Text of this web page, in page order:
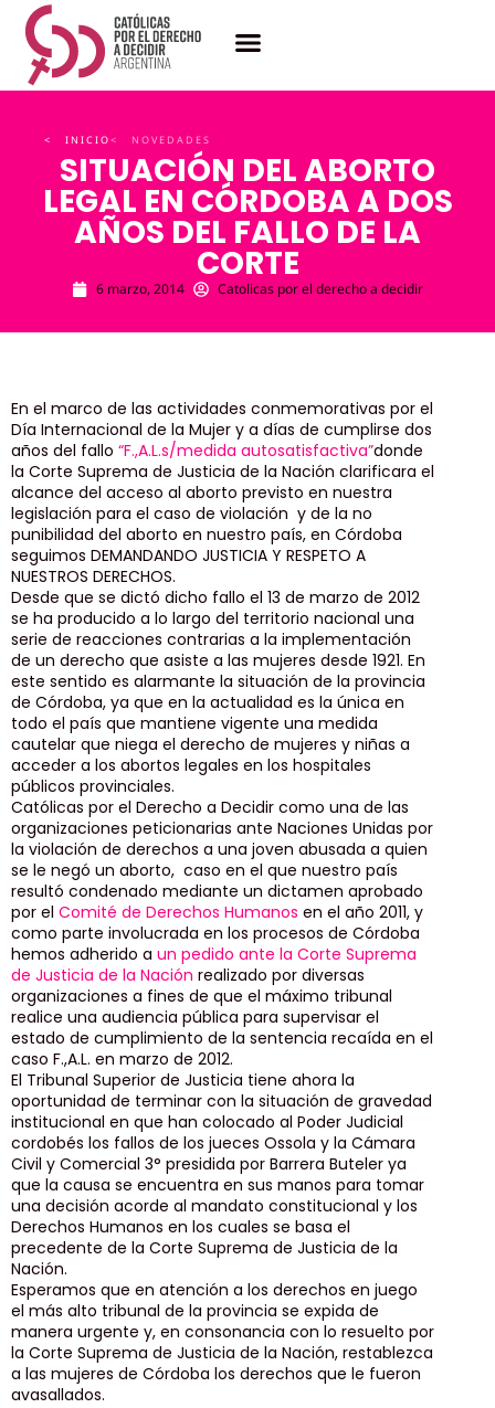
< INICIO< NOVEDADES
SITUACIÓN DEL ABORTO
LEGAL EN CÓRDOBA A DOS
AÑOS DEL FALLO DE LA
CORTE
6 marzo, 2014 Catolicas por el derecho a decidir
En el marco de las actividades conmemorativas por el
Día Internacional de la Mujer y a días de cumplirse dos
años del fallo “F.,A.L.s/medida autosatisfactiva”donde
la Corte Suprema de Justicia de la Nación clarificara el
alcance del acceso al aborto previsto en nuestra
legislación para el caso de violación y de la no
punibilidad del aborto en nuestro país, en Córdoba
seguimos DEMANDANDO JUSTICIA Y RESPETO A
NUESTROS DERECHOS.
Desde que se dictó dicho fallo el 13 de marzo de 2012
se ha producido a lo largo del territorio nacional una
serie de reacciones contrarias a la implementación
de un derecho que asiste a las mujeres desde 1921. En
este sentido es alarmante la situación de la provincia
de Córdoba, ya que en la actualidad es la única en
todo el país que mantiene vigente una medida
cautelar que niega el derecho de mujeres y niñas a
acceder a los abortos legales en los hospitales
públicos provinciales.
Católicas por el Derecho a Decidir como una de las
organizaciones peticionarias ante Naciones Unidas por
la violación de derechos a una joven abusada a quien
se le negó un aborto, caso en el que nuestro país
resultó condenado mediante un dictamen aprobado
por el Comité de Derechos Humanos en el año 2011, y
como parte involucrada en los procesos de Córdoba
hemos adherido a un pedido ante la Corte Suprema
de Justicia de la Nación realizado por diversas
organizaciones a fines de que el máximo tribunal
realice una audiencia pública para supervisar el
estado de cumplimiento de la sentencia recaída en el
caso F.,A.L. en marzo de 2012.
El Tribunal Superior de Justicia tiene ahora la
oportunidad de terminar con la situación de gravedad
institucional en que han colocado al Poder Judicial
cordobés los fallos de los jueces Ossola y la Cámara
Civil y Comercial 3° presidida por Barrera Buteler ya
que la causa se encuentra en sus manos para tomar
una decisión acorde al mandato constitucional y los
Derechos Humanos en los cuales se basa el
precedente de la Corte Suprema de Justicia de la
Nación.
Esperamos que en atención a los derechos en juego
el más alto tribunal de la provincia se expida de
manera urgente y, en consonancia con lo resuelto por
la Corte Suprema de Justicia de la Nación, restablezca
a las mujeres de Córdoba los derechos que le fueron
avasallados.